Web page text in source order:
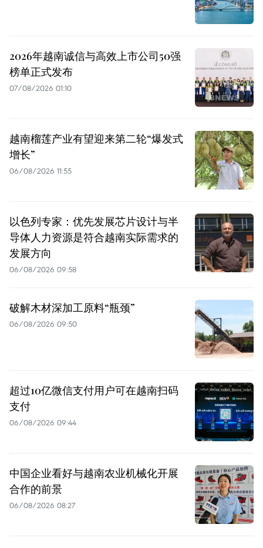
2026年越南诚信与高效上市公司50强
榜单正式发布
07/08/2026 01:10
越南榴莲产业有望迎来第二轮“爆发式
增长”
06/08/2026 11:55
以色列专家：优先发展芯片设计与半
导体人力资源是符合越南实际需求的
发展方向
06/08/2026 09:58
破解木材深加工原料“瓶颈”
06/08/2026 09:50
超过10亿微信支付用户可在越南扫码
支付
06/08/2026 09:44
中国企业看好与越南农业机械化开展
合作的前景
06/08/2026 08:27